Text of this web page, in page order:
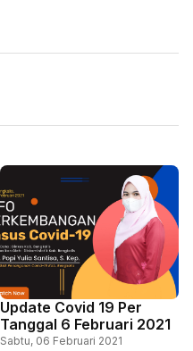
Update Covid 19 Per
Tanggal 6 Februari 2021
Sabtu, 06 Februari 2021